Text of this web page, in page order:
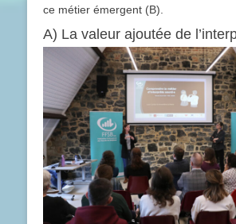
ce métier émergent (B).
A) La valeur ajoutée de